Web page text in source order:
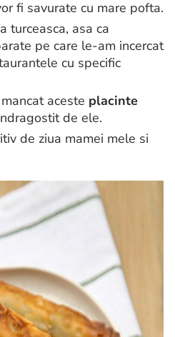
fi savurate cu mare pofta.
turceasca, asa ca
pe care le-am incercat
cu specific
aceste placinte
de ele.
de ziua mamei mele si